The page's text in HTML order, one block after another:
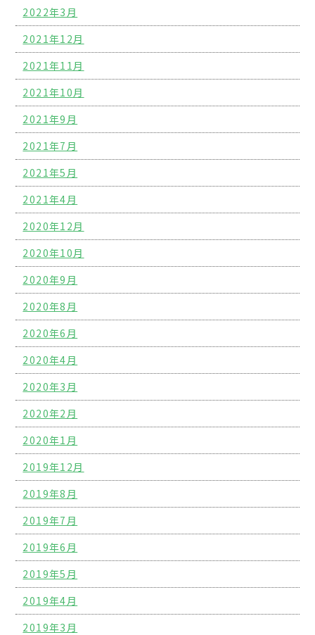
2022年3月
2021年12月
2021年11月
2021年10月
2021年9月
2021年7月
2021年5月
2021年4月
2020年12月
2020年10月
2020年9月
2020年8月
2020年6月
2020年4月
2020年3月
2020年2月
2020年1月
2019年12月
2019年8月
2019年7月
2019年6月
2019年5月
2019年4月
2019年3月